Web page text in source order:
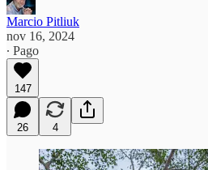
Marcio Pitliuk
nov 16, 2024
∙ Pago
147
26 4